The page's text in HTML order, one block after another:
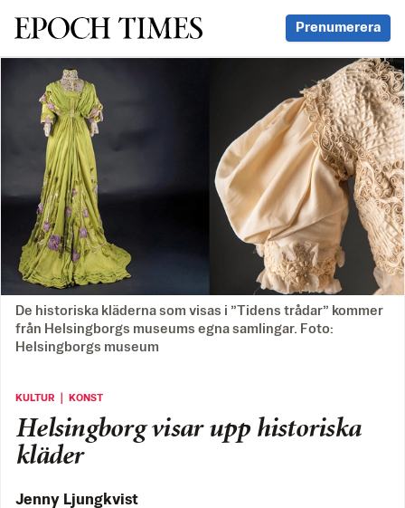
Svenska Epoch Times Prenumerera
De historiska kläderna som visas i ”Tidens trådar” kommer
från Helsingborgs museums egna samlingar. Foto:
Helsingborgs museum
KULTUR ｜ KONST
Helsingborg visar upp historiska
kläder
Jenny Ljungkvist